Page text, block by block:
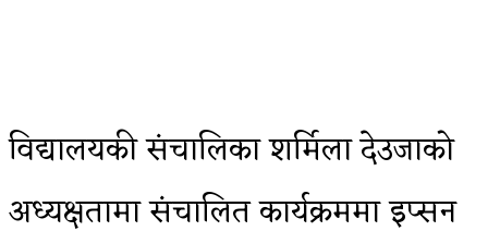
विद्यालयकी संचालिका शर्मिला देउजाको
अध्यक्षतामा संचालित कार्यक्रममा इप्सन